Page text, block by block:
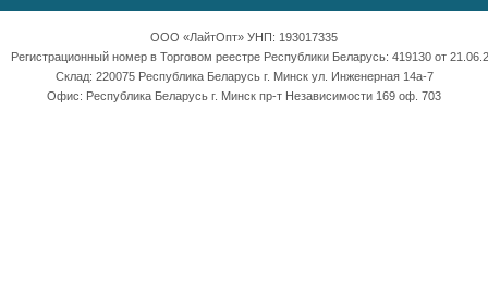
ООО «ЛайтОпт» УНП: 193017335
Регистрационный номер в Торговом реестре Республики Беларусь: 419130 от
Склад: 220075 Республика Беларусь г. Минск ул. Инженерная 14а-7
Офис: Республика Беларусь г. Минск пр-т Независимости 169 оф. 703